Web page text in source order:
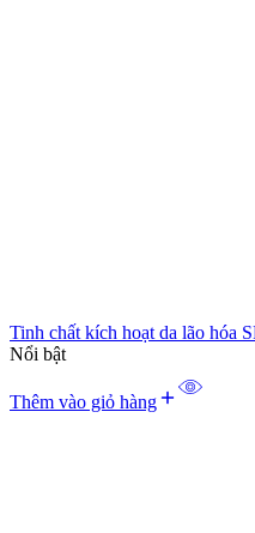
Tinh chất kích hoạt da lão hóa
Nổi bật
Thêm vào giỏ hàng